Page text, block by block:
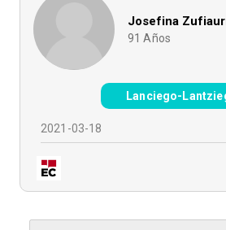
Josefina
91 Años
Lanciego-
2021-03-18